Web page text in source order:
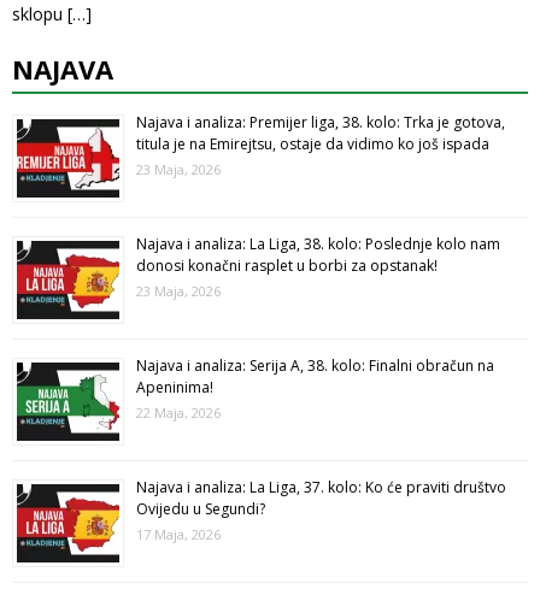
sklopu […]
NAJAVA
Najava i analiza: Premijer liga, 38. kolo: Trka je gotova,
titula je na Emirejtsu, ostaje da vidimo ko još ispada
23 Maja, 2026
Najava i analiza: La Liga, 38. kolo: Poslednje kolo nam
donosi konačni rasplet u borbi za opstanak!
23 Maja, 2026
Najava i analiza: Serija A, 38. kolo: Finalni obračun na
Apeninima!
22 Maja, 2026
Najava i analiza: La Liga, 37. kolo: Ko će praviti društvo
Ovijedu u Segundi?
17 Maja, 2026